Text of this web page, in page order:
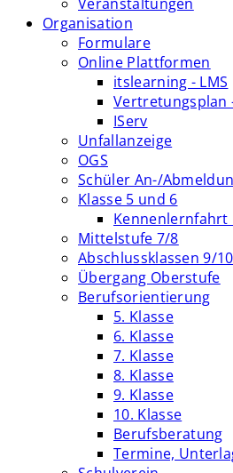
Organisation
Formulare
Online Plattformen
itslearning - LMS
Vertretungsplan
IServ
Unfallanzeige
OGS
Schüler An-/
Klasse 5 und 6
Kennenlernfahrt
Mittelstufe 7/8
Abschlussklassen 9/10
Übergang Oberstufe
Berufsorientierung
5. Klasse
6. Klasse
7. Klasse
8. Klasse
9. Klasse
10. Klasse
Berufsberatung
Termine,